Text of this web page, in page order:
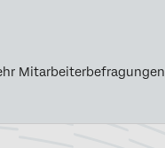
Mitarbeiterbefragungen